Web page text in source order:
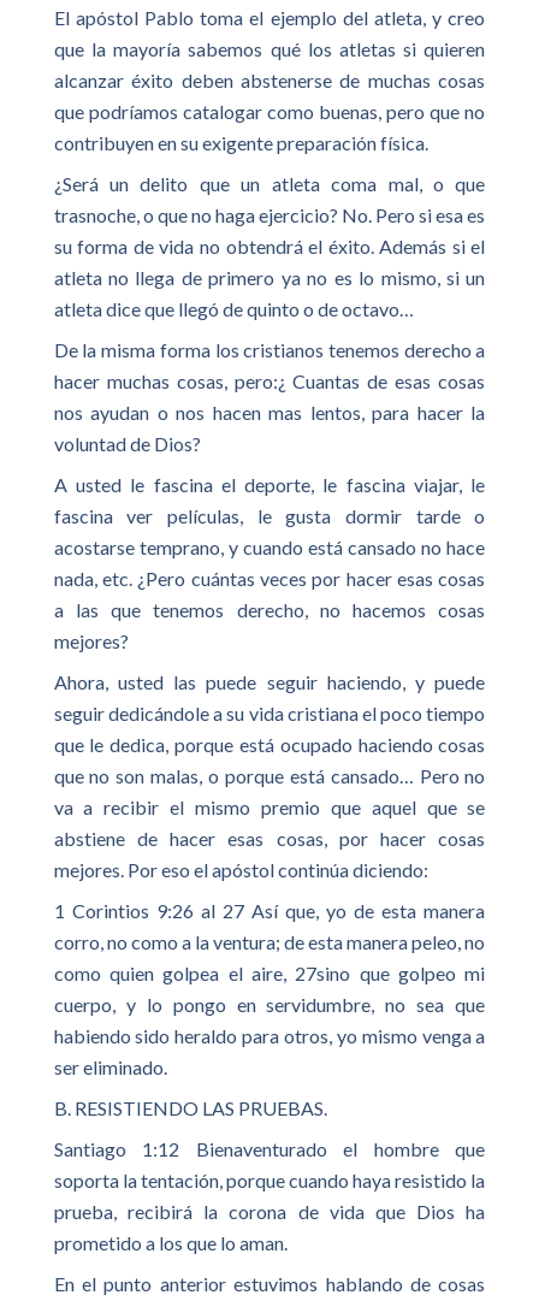
El apóstol Pablo toma el ejemplo del atleta, y creo
que la mayoría sabemos qué los atletas si quieren
alcanzar éxito deben abstenerse de muchas cosas
que podríamos catalogar como buenas, pero que no
contribuyen en su exigente preparación física.
¿Será un delito que un atleta coma mal, o que
trasnoche, o que no haga ejercicio? No. Pero si esa es
su forma de vida no obtendrá el éxito. Además si el
atleta no llega de primero ya no es lo mismo, si un
atleta dice que llegó de quinto o de octavo…
De la misma forma los cristianos tenemos derecho a
hacer muchas cosas, pero:¿ Cuantas de esas cosas
nos ayudan o nos hacen mas lentos, para hacer la
voluntad de Dios?
A usted le fascina el deporte, le fascina viajar, le
fascina ver películas, le gusta dormir tarde o
acostarse temprano, y cuando está cansado no hace
nada, etc. ¿Pero cuántas veces por hacer esas cosas
a las que tenemos derecho, no hacemos cosas
mejores?
Ahora, usted las puede seguir haciendo, y puede
seguir dedicándole a su vida cristiana el poco tiempo
que le dedica, porque está ocupado haciendo cosas
que no son malas, o porque está cansado… Pero no
va a recibir el mismo premio que aquel que se
abstiene de hacer esas cosas, por hacer cosas
mejores. Por eso el apóstol continúa diciendo:
1 Corintios 9:26 al 27 Así que, yo de esta manera
corro, no como a la ventura; de esta manera peleo, no
como quien golpea el aire, 27sino que golpeo mi
cuerpo, y lo pongo en servidumbre, no sea que
habiendo sido heraldo para otros, yo mismo venga a
ser eliminado.
B. RESISTIENDO LAS PRUEBAS.
Santiago 1:12 Bienaventurado el hombre que
soporta la tentación, porque cuando haya resistido la
prueba, recibirá la corona de vida que Dios ha
prometido a los que lo aman.
En el punto anterior estuvimos hablando de cosas